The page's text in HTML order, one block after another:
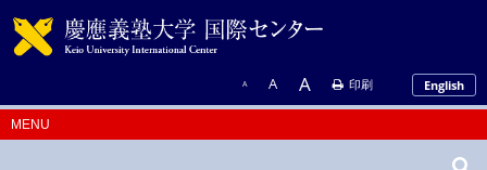
A A A 印刷 English